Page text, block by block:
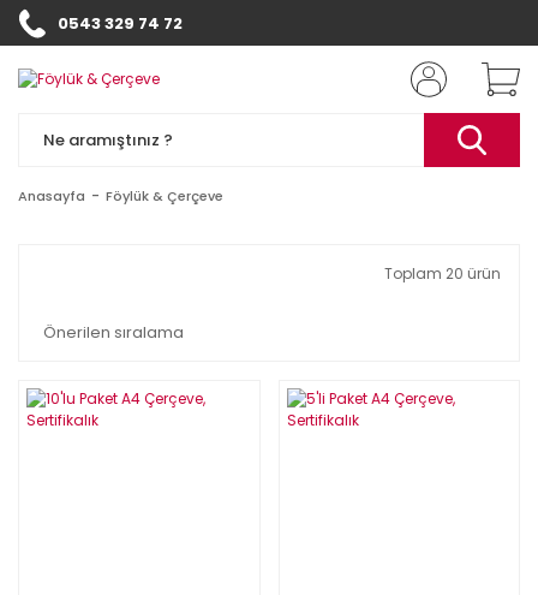
0543 329 74 72
Anasayfa Föylük & Çerçeve
Toplam 20 ürün